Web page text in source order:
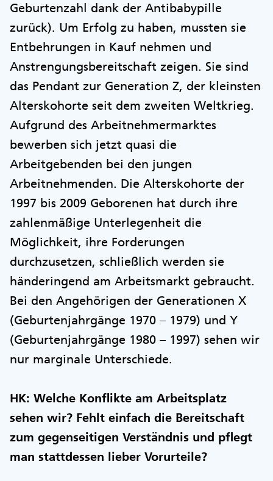
Geburtenzahl dank der Antibabypille
zurück). Um Erfolg zu haben, mussten sie
Entbehrungen in Kauf nehmen und
Anstrengungsbereitschaft zeigen. Sie sind
das Pendant zur Generation Z, der kleinsten
Alterskohorte seit dem zweiten Weltkrieg.
Aufgrund des Arbeitnehmermarktes
bewerben sich jetzt quasi die
Arbeitgebenden bei den jungen
Arbeitnehmenden. Die Alterskohorte der
1997 bis 2009 Geborenen hat durch ihre
zahlenmäßige Unterlegenheit die
Möglichkeit, ihre Forderungen
durchzusetzen, schließlich werden sie
händeringend am Arbeitsmarkt gebraucht.
Bei den Angehörigen der Generationen X
(Geburtenjahrgänge 1970 – 1979) und Y
(Geburtenjahrgänge 1980 – 1997) sehen wir
nur marginale Unterschiede.
HK: Welche Konflikte am Arbeitsplatz
sehen wir? Fehlt einfach die Bereitschaft
zum gegenseitigen Verständnis und pflegt
man stattdessen lieber Vorurteile?